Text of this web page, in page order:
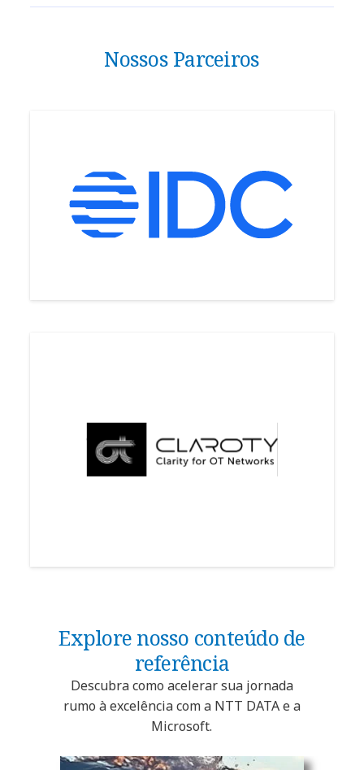
Nossos Parceiros
Explore nosso conteúdo de
referência
Descubra como acelerar sua jornada
rumo à excelência com a NTT DATA e a
Microsoft.